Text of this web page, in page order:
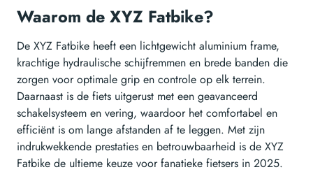
Waarom de XYZ Fatbike?
De XYZ Fatbike heeft een lichtgewicht aluminium frame,
krachtige hydraulische schijfremmen en brede banden die
zorgen voor optimale grip en controle op elk terrein.
Daarnaast is de fiets uitgerust met een geavanceerd
schakelsysteem en vering, waardoor het comfortabel en
efficiënt is om lange afstanden af te leggen. Met zijn
indrukwekkende prestaties en betrouwbaarheid is de XYZ
Fatbike de ultieme keuze voor fanatieke fietsers in 2025.